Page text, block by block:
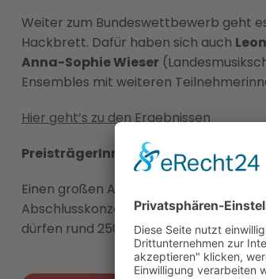
Weiter zum Bundeswettbewerb geht
Hackbrett. Dafür haben sich auch
Anna-Sophie Wieser
Ensembles mit weiteren
Hier geht’s zu den Ergebnissen
PreisträgerInnen-Konzert am 19.
Einen großen Auftritt haben die
Abschlusskonzert im Festspielhaus
dürfen rund 250